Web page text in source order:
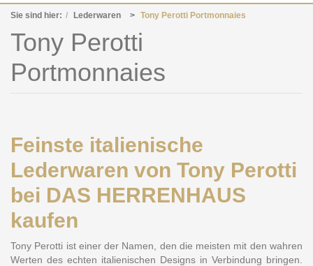
Sie sind hier: Lederwaren Tony Perotti Portmonnaies
Tony Perotti
Portmonnaies
Feinste italienische
Lederwaren von Tony Perotti
bei DAS HERRENHAUS
kaufen
Tony Perotti ist einer der Namen, den die meisten mit den wahren
Werten des echten italienischen Designs in Verbindung bringen.